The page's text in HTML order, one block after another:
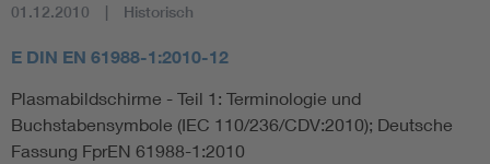
01.12.2010 Historisch
E DIN EN 61988-1:2010-12
Plasmabildschirme - Teil 1: Terminologie und
Buchstabensymbole (IEC 110/236/CDV:2010); Deutsche
Fassung FprEN 61988-1:2010